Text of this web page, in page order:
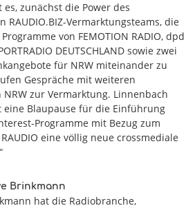
es, zunächst die Power des
RAUDIO.BIZ-Vermarktungsteams, die
von FEMOTION RADIO, dpd
DEUTSCHLAND sowie zwei
für NRW miteinander zu
Gespräche mit weiteren
zur Vermarktung. Linnenbach
eine Blaupause für die Einführung
Programme mit Bezug zum
eine völlig neue crossmediale
Brinkmann
hat die Radiobranche,